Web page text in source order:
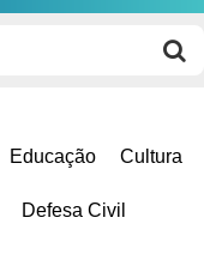
Educação Cultura
Defesa Civil